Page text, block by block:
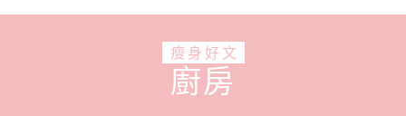
瘦身好文
廚房